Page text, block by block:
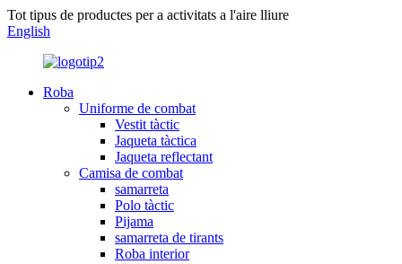
Tot tipus de productes per a activitats a l'aire lliure
English
Roba
Uniforme de combat
Vestit tàctic
Jaqueta tàctica
Jaqueta reflectant
Camisa de combat
samarreta
Polo tàctic
Pijama
samarreta de tirants
Roba interior